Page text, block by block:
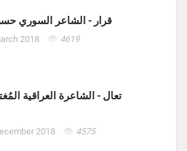
قرار - الشاعر السوري
2018 4619
تعال - الشاعرة العراقية
2018 4575